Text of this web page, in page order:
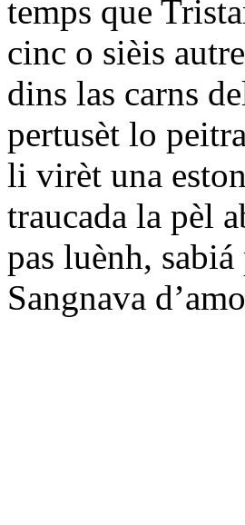
temps que
cinc o sièis
dins las carns
pertusèt lo
li virèt una
traucada la pèl
pas luènh,
Sangnava